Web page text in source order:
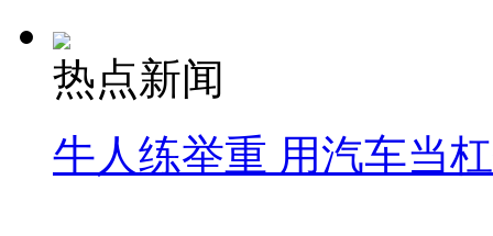
热点新闻
牛人练举重 用汽车当